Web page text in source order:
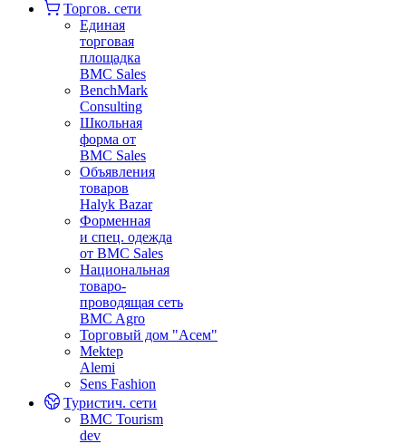
Торгов. сети
Единая
торговая
площадка
BMC Sales
BenchMark
Consulting
Школьная
форма от
BMC Sales
Объявления
товаров
Halyk Bazar
Форменная
и спец. одежда
от BMC Sales
Национальная
товаро-
проводящая сеть
BMC Agro
Торговый дом "Асем"
Mektep
Alemi
Sens Fashion
Туристич. сети
BMC Tourism
dev